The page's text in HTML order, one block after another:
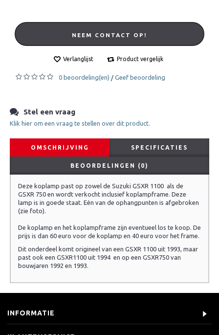
NEEM CONTACT OP!
Verlanglijst Product vergelijk
0 beoordeling(en) / Geef beoordeling
Stel een vraag
Klik hier om een vraag te stellen over dit product.
OMSCHRIJVING SPECIFICATIES
BEOORDELINGEN (0)
Deze koplamp past op zowel de Suzuki GSXR 1100 als de
GSXR 750 en wordt verkocht inclusief koplampframe. Deze
lamp is in goede staat. Eén van de ophangpunten is afgebroken
(zie foto).
De koplamp en het koplampframe zijn eventueel los te koop. De
prijs is dan 60 euro voor de koplamp en 40 euro voor het frame.
Dit onderdeel komt origineel van een GSXR 1100 uit 1993, maar
past ook een GSXR1100 uit 1994 en op een GSXR750 van
bouwjaren 1992 en 1993.
INFORMATIE